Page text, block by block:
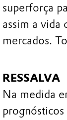
superforça
assim a vida
mercados.
RESSALVA
Na medida